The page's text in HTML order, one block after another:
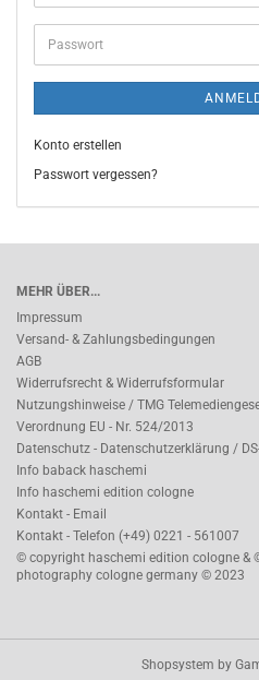
Konto erstellen
Passwort vergessen?
MEHR ÜBER...
Impressum
Versand- & Zahlungsbedingungen
AGB
Widerrufsrecht & Widerrufsformular
Nutzungshinweise / TMG
Verordnung EU - Nr. 524/2013
Datenschutz - Datenschutzerklärung /
Info baback haschemi
Info haschemi edition cologne
Kontakt - Email
Kontakt - Telefon (+49) 0221 - 561007
© copyright haschemi edition cologne &
photography cologne germany © 2023
Shopsystem by